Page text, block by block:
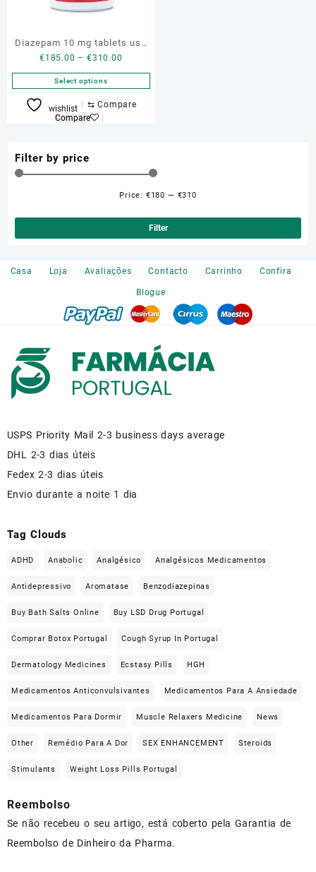
Diazepam 10 mg tablets usp
teva buy genuine
€185.00 – €310.00
range:
€185.00
through
Select options
This
product
variants.
The
be
wishlist ⇆ Compare
Compare
Filter by price
Filter
Price: €180 — €310
Casa Loja Avaliações Contacto Carrinho Confira
Blogue
USPS Priority Mail 2-3 business days average
DHL 2-3 dias úteis
Fedex 2-3 dias úteis
Envio durante a noite 1 dia
Tag Clouds
ADHD Anabolic Analgésico Analgésicos Medicamentos
Antidepressivo Aromatase Benzodiazepinas
Buy Bath Salts Online Buy LSD Drug Portugal
Comprar Botox Portugal Cough Syrup In Portugal
Dermatology Medicines Ecstasy Pills HGH
Medicamentos Anticonvulsivantes Medicamentos Para A Ansiedade
Medicamentos Para Dormir Muscle Relaxers Medicine News
Other Remédio Para A Dor SEX ENHANCEMENT Steroids
Stimulants Weight Loss Pills Portugal
Reembolso
Se não recebeu o seu artigo, está coberto pela Garantia de
Reembolso de Dinheiro da Pharma.